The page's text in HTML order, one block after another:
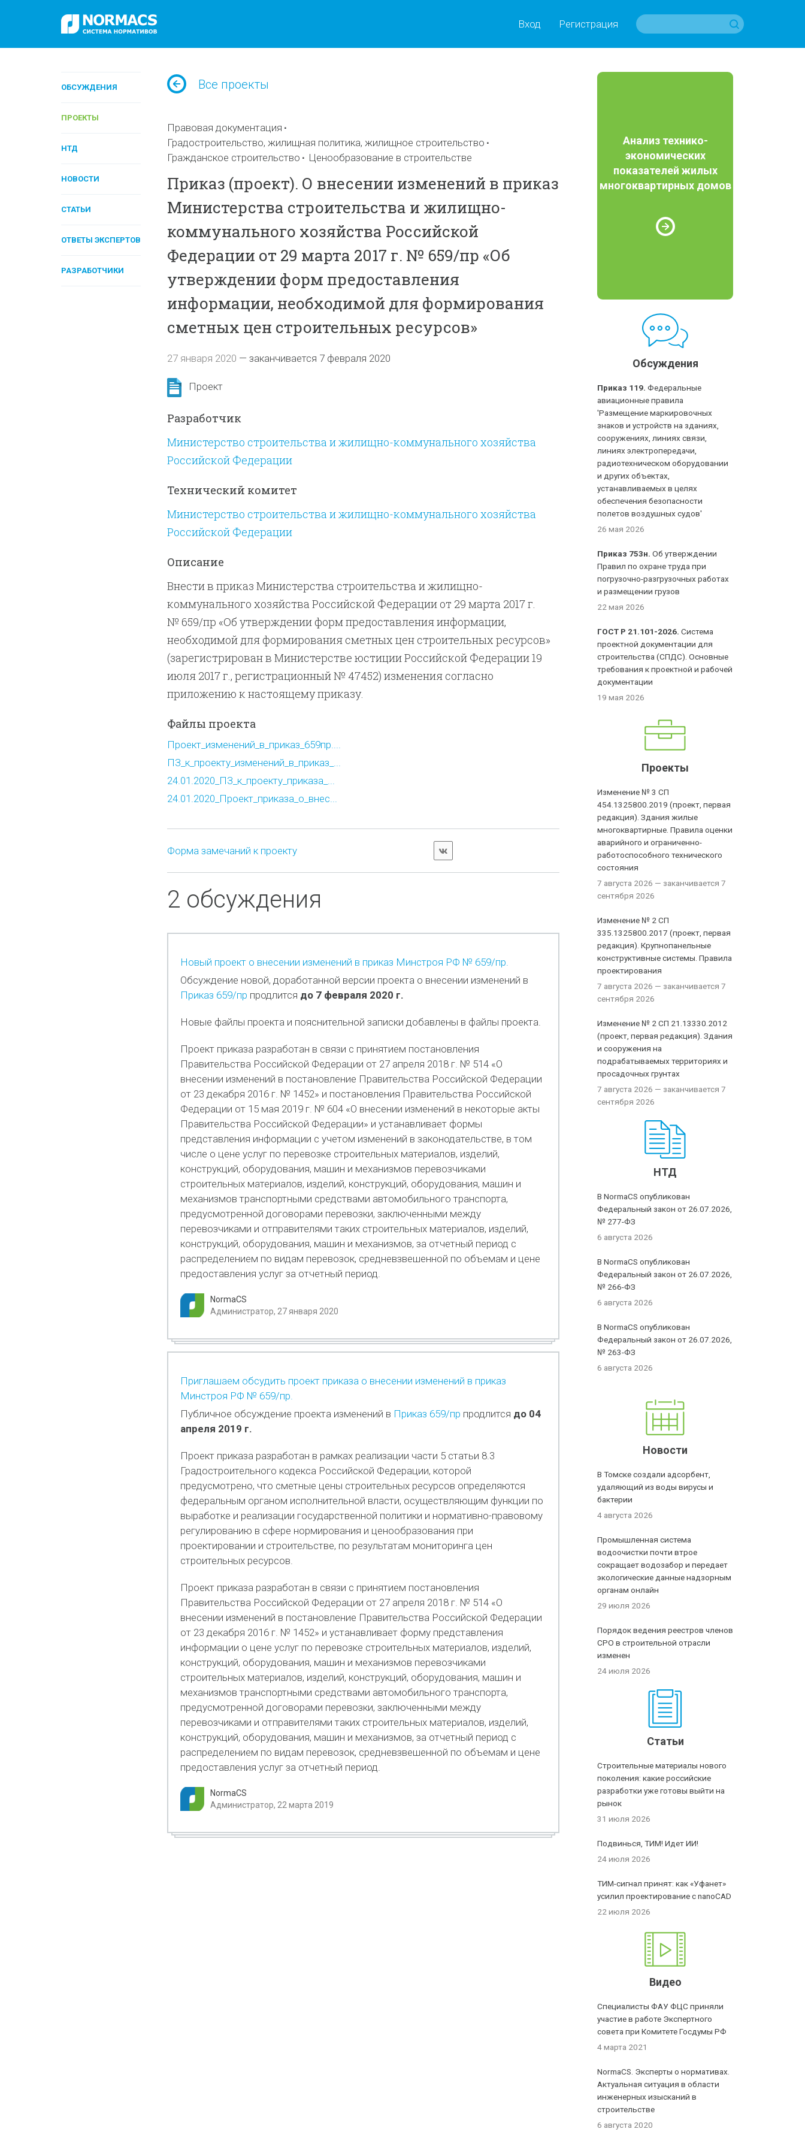
Вход Регистрация
ОБСУЖДЕНИЯ
ПРОЕКТЫ
НТД
НОВОСТИ
СТАТЬИ
ОТВЕТЫ ЭКСПЕРТОВ
РАЗРАБОТЧИКИ
Все проекты
Правовая документация
Градостроительство, жилищная политика, жилищное строительство
Гражданское строительство
Ценообразование в строительстве
Приказ (проект). О внесении изменений в приказ
Министерства строительства и жилищно-
коммунального хозяйства Российской
Федерации от 29 марта 2017 г. № 659/пр «Об
утверждении форм предоставления
информации, необходимой для формирования
сметных цен строительных ресурсов»
27 января 2020 — заканчивается 7 февраля 2020
Проект
Разработчик
Министерство строительства и жилищно-коммунального хозяйства
Российской Федерации
Технический комитет
Министерство строительства и жилищно-коммунального хозяйства
Российской Федерации
Описание
Внести в приказ Министерства строительства и жилищно-
коммунального хозяйства Российской Федерации от 29 марта 2017 г.
№ 659/пр «Об утверждении форм предоставления информации,
необходимой для формирования сметных цен строительных ресурсов»
(зарегистрирован в Министерстве юстиции Российской Федерации 19
июля 2017 г., регистрационный № 47452) изменения согласно
приложению к настоящему приказу.
Файлы проекта
Проект_изменений_в_приказ_659пр....
ПЗ_к_проекту_изменений_в_приказ_...
24.01.2020_ПЗ_к_проекту_приказа_...
24.01.2020_Проект_приказа_о_внес...
Форма замечаний к проекту
2 обсуждения
Новый проект о внесении изменений в приказ Минстроя РФ № 659/пр.
Обсуждение новой, доработанной версии проекта о внесении изменений в
Приказ 659/пр продлится до 7 февраля 2020 г.
Новые файлы проекта и пояснительной записки добавлены в файлы проекта.
Проект приказа разработан в связи с принятием постановления
Правительства Российской Федерации от 27 апреля 2018 г. № 514 «О
внесении изменений в постановление Правительства Российской Федерации
от 23 декабря 2016 г. № 1452» и постановления Правительства Российской
Федерации от 15 мая 2019 г. № 604 «О внесении изменений в некоторые акты
Правительства Российской Федерации» и устанавливает формы
представления информации с учетом изменений в законодательстве, в том
числе о цене услуг по перевозке строительных материалов, изделий,
конструкций, оборудования, машин и механизмов перевозчиками
строительных материалов, изделий, конструкций, оборудования, машин и
механизмов транспортными средствами автомобильного транспорта,
предусмотренной договорами перевозки, заключенными между
перевозчиками и отправителями таких строительных материалов, изделий,
конструкций, оборудования, машин и механизмов, за отчетный период с
распределением по видам перевозок, средневзвешенной по объемам и цене
предоставления услуг за отчетный период.
NormaCS
Администратор, 27 января 2020
Приглашаем обсудить проект приказа о внесении изменений в приказ
Минстроя РФ № 659/пр.
Публичное обсуждение проекта изменений в Приказ 659/пр продлится до 04
апреля 2019 г.
Проект приказа разработан в рамках реализации части 5 статьи 8.3
Градостроительного кодекса Российской Федерации, которой
предусмотрено, что сметные цены строительных ресурсов определяются
федеральным органом исполнительной власти, осуществляющим функции по
выработке и реализации государственной политики и нормативно-правовому
регулированию в сфере нормирования и ценообразования при
проектировании и строительстве, по результатам мониторинга цен
строительных ресурсов.
Проект приказа разработан в связи с принятием постановления
Правительства Российской Федерации от 27 апреля 2018 г. № 514 «О
внесении изменений в постановление Правительства Российской Федерации
от 23 декабря 2016 г. № 1452» и устанавливает форму представления
информации о цене услуг по перевозке строительных материалов, изделий,
конструкций, оборудования, машин и механизмов перевозчиками
строительных материалов, изделий, конструкций, оборудования, машин и
механизмов транспортными средствами автомобильного транспорта,
предусмотренной договорами перевозки, заключенными между
перевозчиками и отправителями таких строительных материалов, изделий,
конструкций, оборудования, машин и механизмов, за отчетный период с
распределением по видам перевозок, средневзвешенной по объемам и цене
предоставления услуг за отчетный период.
NormaCS
Администратор, 22 марта 2019
Анализ технико-
экономических
показателей жилых
многоквартирных домов
Обсуждения
Приказ 119. Федеральные
авиационные правила
'Размещение маркировочных
знаков и устройств на зданиях,
сооружениях, линиях связи,
линиях электропередачи,
радиотехническом оборудовании
и других объектах,
устанавливаемых в целях
обеспечения безопасности
полетов воздушных судов'
26 мая 2026
Приказ 753н. Об утверждении
Правил по охране труда при
погрузочно-разгрузочных работах
и размещении грузов
22 мая 2026
ГОСТ Р 21.101-2026. Система
проектной документации для
строительства (СПДС). Основные
требования к проектной и рабочей
документации
19 мая 2026
Проекты
Изменение № 3 СП
454.1325800.2019 (проект, первая
редакция). Здания жилые
многоквартирные. Правила оценки
аварийного и ограниченно-
работоспособного технического
состояния
7 августа 2026 — заканчивается 7
сентября 2026
Изменение № 2 СП
335.1325800.2017 (проект, первая
редакция). Крупнопанельные
конструктивные системы. Правила
проектирования
7 августа 2026 — заканчивается 7
сентября 2026
Изменение № 2 СП 21.13330.2012
(проект, первая редакция). Здания
и сооружения на
подрабатываемых территориях и
просадочных грунтах
7 августа 2026 — заканчивается 7
сентября 2026
НТД
В NormaCS опубликован
Федеральный закон от 26.07.2026,
№ 277-ФЗ
6 августа 2026
В NormaCS опубликован
Федеральный закон от 26.07.2026,
№ 266-ФЗ
6 августа 2026
В NormaCS опубликован
Федеральный закон от 26.07.2026,
№ 263-ФЗ
6 августа 2026
Новости
В Томске создали адсорбент,
удаляющий из воды вирусы и
бактерии
4 августа 2026
Промышленная система
водоочистки почти втрое
сокращает водозабор и передает
экологические данные надзорным
органам онлайн
29 июля 2026
Порядок ведения реестров членов
СРО в строительной отрасли
изменен
24 июля 2026
Статьи
Строительные материалы нового
поколения: какие российские
разработки уже готовы выйти на
рынок
31 июля 2026
Подвинься, ТИМ! Идет ИИ!
24 июля 2026
ТИМ-сигнал принят: как «Уфанет»
усилил проектирование с nanoCAD
22 июля 2026
Видео
Специалисты ФАУ ФЦС приняли
участие в работе Экспертного
совета при Комитете Госдумы РФ
4 марта 2021
NormaCS. Эксперты о нормативах.
Актуальная ситуация в области
инженерных изысканий в
строительстве
6 августа 2020